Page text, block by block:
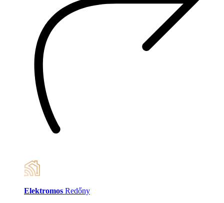
Elektromos Redőny